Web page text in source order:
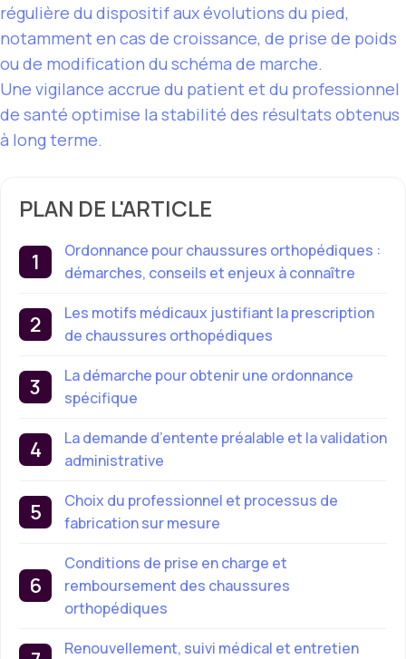
régulière du dispositif aux évolutions du pied,
notamment en cas de croissance, de prise de poids
ou de modification du schéma de marche.
Une vigilance accrue du patient et du professionnel
de santé optimise la stabilité des résultats obtenus
à long terme.
PLAN DE L'ARTICLE
Ordonnance pour chaussures orthopédiques :
démarches, conseils et enjeux à connaître
Les motifs médicaux justifiant la prescription
de chaussures orthopédiques
La démarche pour obtenir une ordonnance
spécifique
La demande d’entente préalable et la validation
administrative
Choix du professionnel et processus de
fabrication sur mesure
Conditions de prise en charge et
remboursement des chaussures
orthopédiques
Renouvellement, suivi médical et entretien